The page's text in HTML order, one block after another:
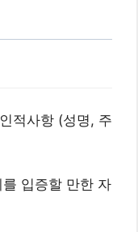
적사항 (성명, 주
입증할 만한 자